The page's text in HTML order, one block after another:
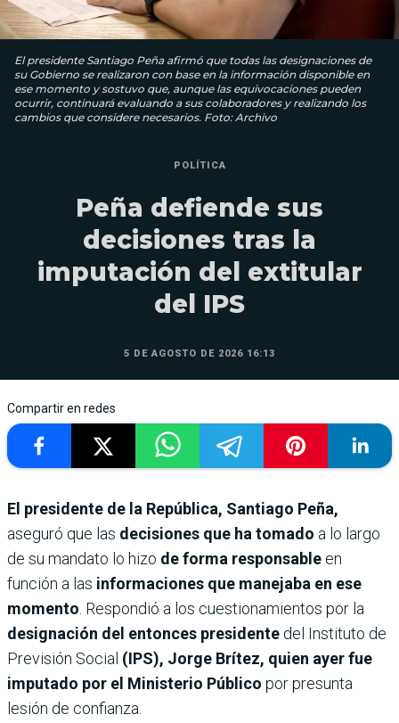
El presidente Santiago Peña afirmó que todas las designaciones de
su Gobierno se realizaron con base en la información disponible en
ese momento y sostuvo que, aunque las equivocaciones pueden
ocurrir, continuará evaluando a sus colaboradores y realizando los
cambios que considere necesarios. Foto: Archivo
POLÍTICA
Peña defiende sus
decisiones tras la
imputación del extitular
del IPS
5 DE AGOSTO DE 2026 16:13
Compartir en redes
El presidente de la República, Santiago Peña,
aseguró que las decisiones que ha tomado a lo largo
de su mandato lo hizo de forma responsable en
función a las informaciones que manejaba en ese
momento. Respondió a los cuestionamientos por la
designación del entonces presidente del Instituto de
Previsión Social (IPS), Jorge Brítez, quien ayer fue
imputado por el Ministerio Público por presunta
lesión de confianza.